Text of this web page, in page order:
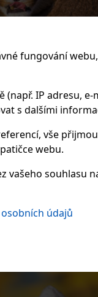
fungování
(např. IP adresu,
s dalšími
vše
webu.
vašeho souhlasu
údajů
na plátně | Velikost
strukturou.
SKLADEM2 KS